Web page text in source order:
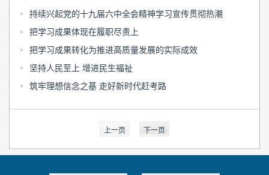
持续兴起党的十九届六中全会精神学习宣传贯彻热潮
把学习成果体现在履职尽责上
把学习成果转化为推进高质量发展的实际成效
坚持人民至上 增进民生福祉
筑牢理想信念之基 走好新时代赶考路
上一页 下一页